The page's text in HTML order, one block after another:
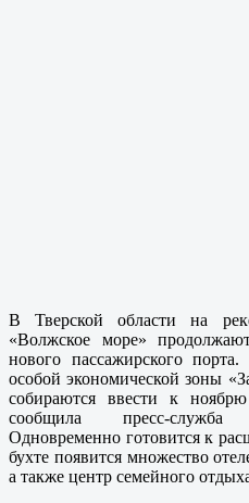
В Тверской области на
«Волжское море»
нового пассажирского
особой экономической зоны
собираются ввести к
сообщила пресс-служба
Одновременно готовится к
бухте появится множество
а также центр семейного